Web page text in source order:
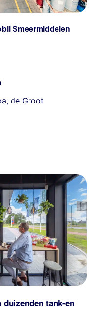
Smeermiddelen
,de Groot
duizenden tank-en